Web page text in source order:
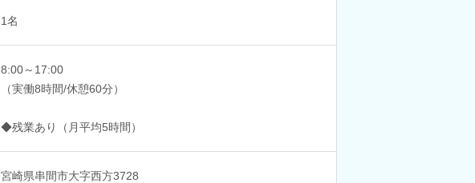
1名
8:00～17:00
（実働8時間/休憩60分）
◆残業あり（月平均5時間）
宮崎県串間市大字西方3728